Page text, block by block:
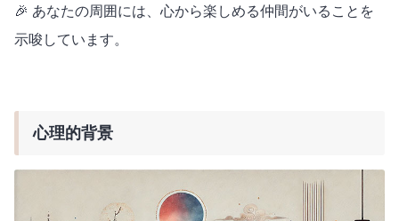
🎉 あなたの周囲には、心から楽しめる仲間がいることを
示唆しています。
心理的背景